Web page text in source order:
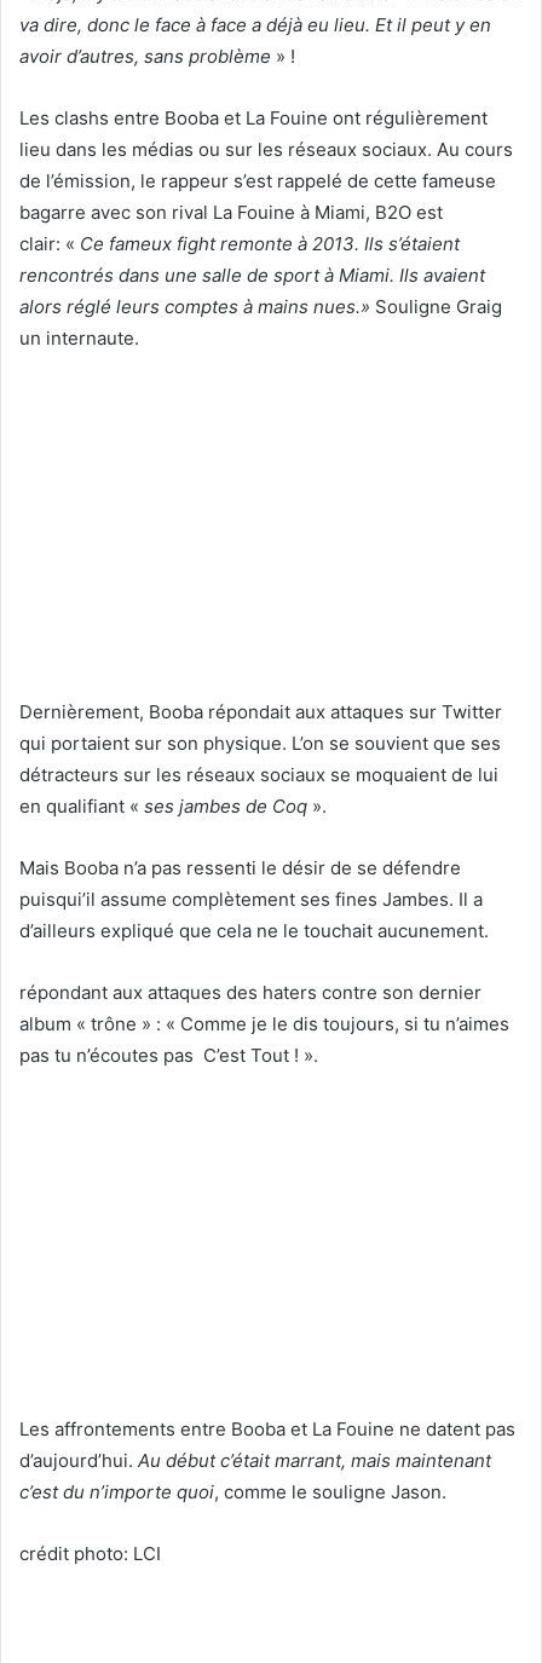
va dire, donc le face à face a déjà eu lieu. Et il peut y en
avoir d’autres, sans problème » !
Les clashs entre Booba et La Fouine ont régulièrement
lieu dans les médias ou sur les réseaux sociaux. Au cours
de l’émission, le rappeur s’est rappelé de cette fameuse
bagarre avec son rival La Fouine à Miami, B2O est
clair: « Ce fameux fight remonte à 2013. Ils s’étaient
rencontrés dans une salle de sport à Miami. Ils avaient
alors réglé leurs comptes à mains nues.» Souligne Graig
un internaute.
Dernièrement, Booba répondait aux attaques sur Twitter
qui portaient sur son physique. L’on se souvient que ses
détracteurs sur les réseaux sociaux se moquaient de lui
en qualifiant « ses jambes de Coq ».
Mais Booba n’a pas ressenti le désir de se défendre
puisqui’il assume complètement ses fines Jambes. Il a
d’ailleurs expliqué que cela ne le touchait aucunement.
répondant aux attaques des haters contre son dernier
album « trône » : « Comme je le dis toujours, si tu n’aimes
pas tu n’écoutes pas C’est Tout ! ».
Les affrontements entre Booba et La Fouine ne datent pas
d’aujourd’hui. Au début c’était marrant, mais maintenant
c’est du n’importe quoi, comme le souligne Jason.
crédit photo: LCI